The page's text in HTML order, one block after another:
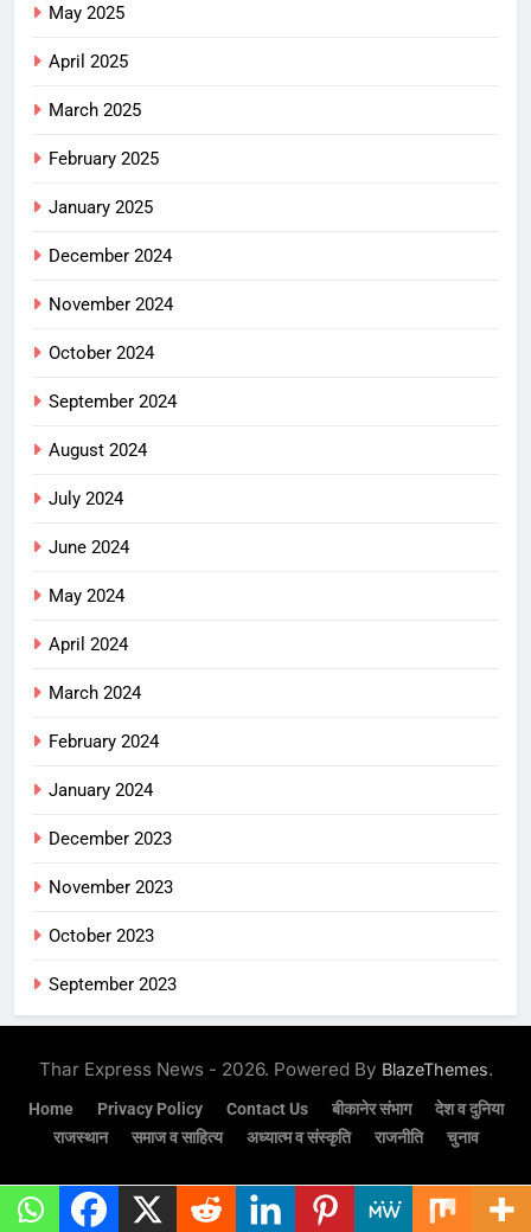
May 2025
April 2025
March 2025
February 2025
January 2025
December 2024
November 2024
October 2024
September 2024
August 2024
July 2024
June 2024
May 2024
April 2024
March 2024
February 2024
January 2024
December 2023
November 2023
October 2023
September 2023
Thar Express News - 2026. Powered By BlazeThemes.
Home Privacy Policy Contact Us बीकानेर संभाग
देश व दुनिया
राजस्थान
समाज व साहित्य अध्यात्म व संस्कृति राजनीति चुनाव